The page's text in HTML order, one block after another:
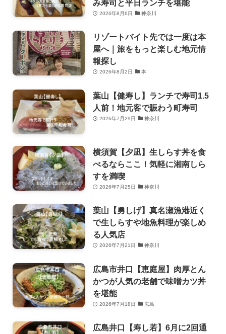
み寿司と平日ランチを堪能
2026年8月6日 神奈川
リゾートバイト先では一度は本
屋へ｜旅をもっと楽しむ地元情
報探し
2026年8月2日 本
葉山【健寿し】ランチで寿司1.5
人前！地元客で賑わう町寿司
2026年7月29日 神奈川
横須賀【夕凪】生しらす丼を食
べるならここ！気軽に湘南しら
すを満喫
2026年7月25日 神奈川
葉山【勇しげ】真名瀬漁港近く
で生しらすや地魚料理が楽しめ
る人気店
2026年7月21日 神奈川
広島市井口【恵庭屋】肉厚とん
かつが人気の老舗で味噌カツ丼
を堪能
2026年7月18日 広島
広島井口【寿し若】6月に2回通